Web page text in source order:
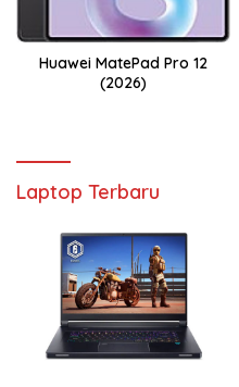
Huawei MatePad Pro 12
(2026)
Laptop Terbaru